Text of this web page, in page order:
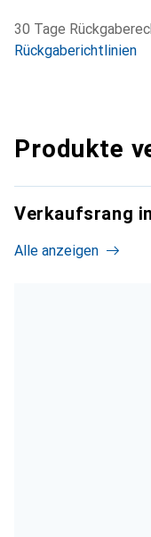
30 Tage
Rückgaberichtlinien
Produkte
Verkaufsrang
Alle anzeigen